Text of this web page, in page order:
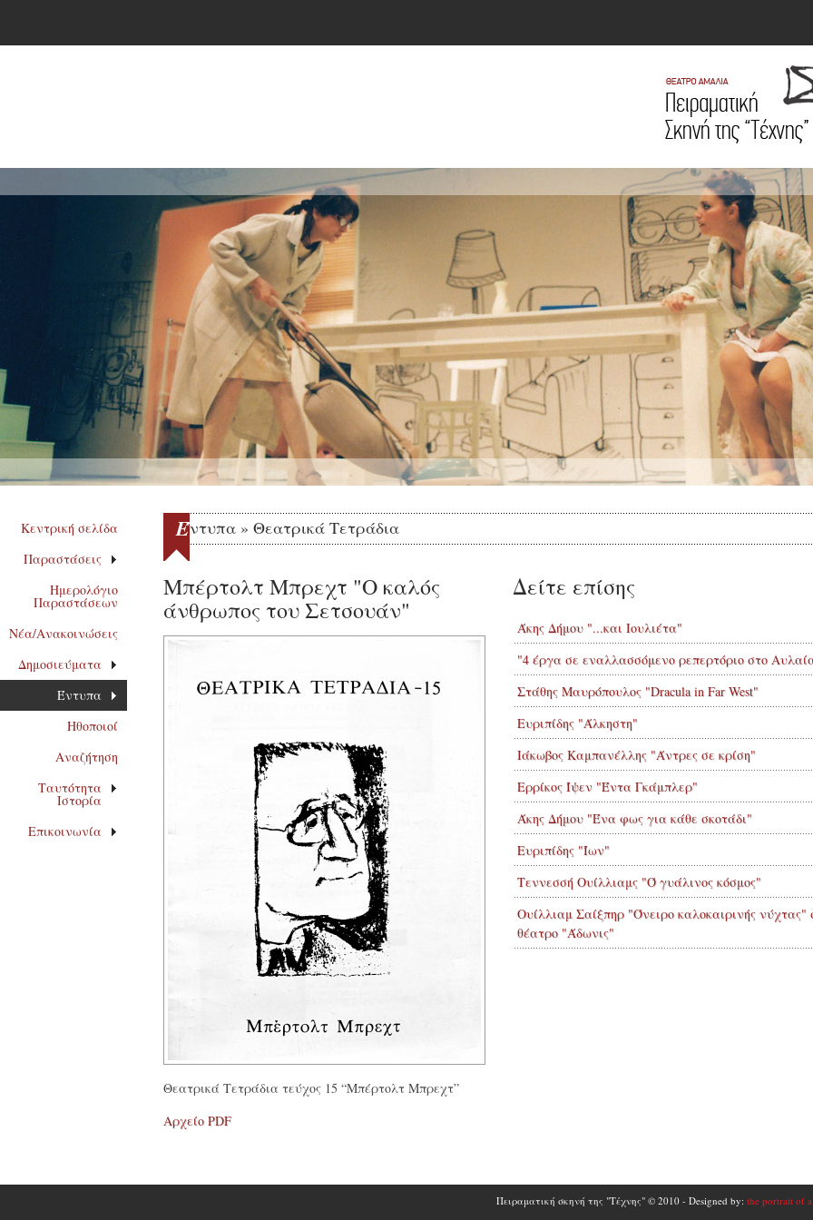
Κεντρική σελίδα
Παραστάσεις
Ημερολόγιο
Παραστάσεων
Νέα/Ανακοινώσεις
Δημοσιεύματα
Έντυπα
Ηθοποιοί
Αναζήτηση
Ταυτότητα
Ιστορία
Επικοινωνία
Έντυπα » Θεατρικά Τετράδια
Μπέρτολτ Μπρεχτ "Ο καλός
άνθρωπος του Σετσουάν"
Θεατρικά Τετράδια τεύχος 15 “Μπέρτολτ Μπρεχτ”
Αρχείο PDF
Δείτε επίσης
Άκης Δήμου "...και Ιουλιέτα"
"4 έργα σε εναλλασσόμενο ρεπερτόριο στο
Στάθης Μαυρόπουλος "Dracula in Far West"
Ευριπίδης "Άλκηστη"
Ιάκωβος Καμπανέλλης "Άντρες σε κρίση"
Ερρίκος Ίψεν "Έντα Γκάμπλερ"
Άκης Δήμου "Ένα φως για κάθε σκοτάδι"
Ευριπίδης "Ίων"
Τεννεσσή Ουίλλιαμς "Ό γυάλινος κόσμος"
Ουίλλιαμ Σαίξπηρ "Όνειρο καλοκαιρινής νύχτας"
θέατρο "Άδωνις"
Πειραματική σκηνή της "Τέχνης" © 2010 - Designed by: the portrait of